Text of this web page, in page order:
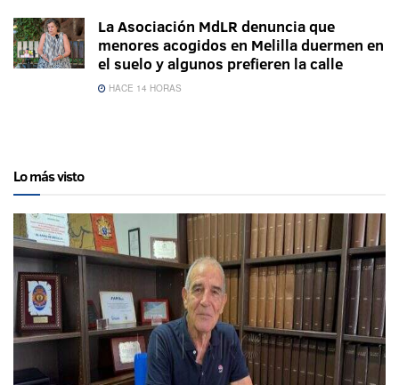
La Asociación MdLR denuncia que
menores acogidos en Melilla duermen en
el suelo y algunos prefieren la calle
HACE 14 HORAS
Lo más visto